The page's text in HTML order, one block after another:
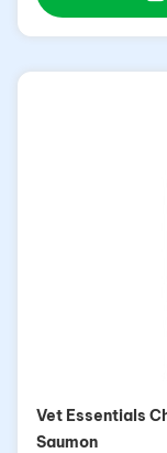
Vet Essentials
Saumon